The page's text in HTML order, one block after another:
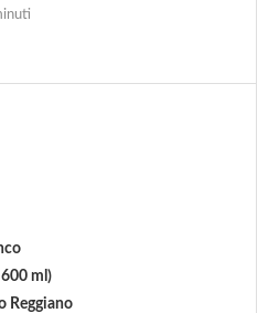
ml)
Reggiano